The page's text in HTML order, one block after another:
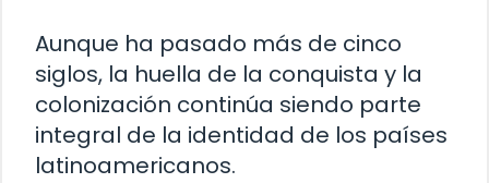
Aunque ha pasado más de cinco
siglos, la huella de la conquista y la
colonización continúa siendo parte
integral de la identidad de los países
latinoamericanos.